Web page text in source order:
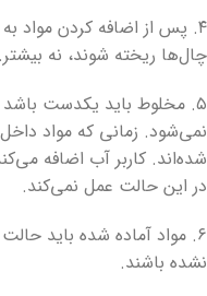
۴. پس از اضافه کردن مواد
چال‌ها ریخته شوند، نه بیشتر.
۵. مخلوط باید یکدست
نمی‌شود. زمانی که مواد
شده‌اند. کاربر آب اضافه
در این حالت عمل نمی‌کند.
۶. مواد آماده شده باید
نشده باشند.